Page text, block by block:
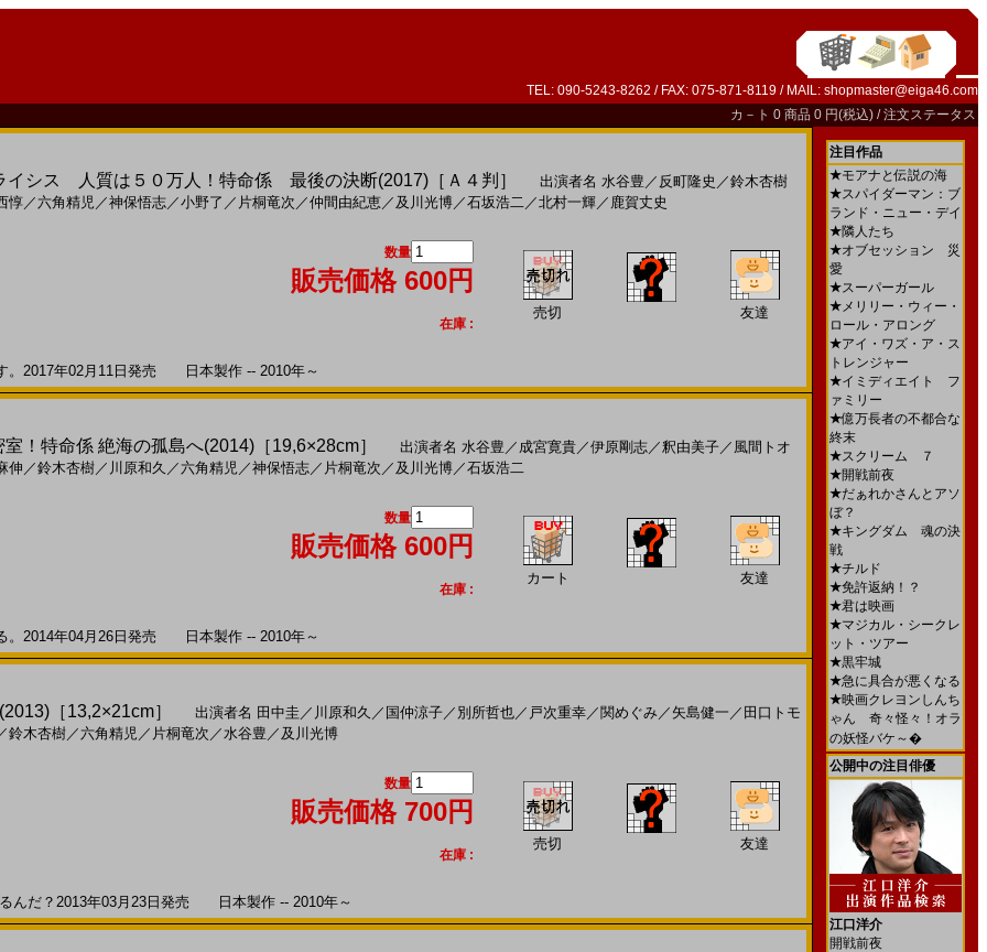
TEL: 090-5243-8262 / FAX: 075-871-8119 / MAIL: shopmaster@eiga46.com
カ－ト 0 商品 0 円(税込) /注文ステータス
イシス 人質は５０万人！特命係 最後の決断(2017)［Ａ４判］ 出演者名 水谷豊 ／ 反町隆史 ／鈴木杏樹
惇／ 六角精児／神保悟志／小野了 ／ 片桐竜次 ／仲間由紀恵／ 及川光博／石坂浩二／北村一輝／ 鹿賀丈史
数量
販売価格 600円
在庫 :
売切 友達
2017年02月11日発売 日本製作 -- 2010年～
！特命係 絶海の孤島へ(2014)［19,6×28cm］ 出演者名 水谷豊 ／ 成宮寛貴／伊原剛志／釈由美子／ 風間トオ
伸 ／鈴木杏樹／ 川原和久 ／ 六角精児／神保悟志／ 片桐竜次 ／ 及川光博／石坂浩二
数量
販売価格 600円
在庫 :
カート 友達
2014年04月26日発売 日本製作 -- 2010年～
［13,2×21cm］ 出演者名 田中圭 ／ 川原和久 ／ 国仲涼子／ 別所哲也／ 戸次重幸／ 関めぐみ／ 矢島健一 ／ 田口トモ
鈴木杏樹／ 六角精児／ 片桐竜次 ／水谷豊 ／ 及川光博
数量
販売価格 700円
在庫 :
売切 友達
んだ？2013年03月23日発売 日本製作 -- 2010年～
注目作品
★モアナと伝説の海
★スパイダーマン：ブ
ランド・ニュー・デイ
★隣人たち
★オブセッション 災
愛
★スーパーガール
★メリリー・ウィー・
ロール・アロング
★アイ・ワズ・ア・ス
トレンジャー
★イミディエイト フ
ァミリー
★億万長者の不都合な
終末
★スクリーム ７
★開戦前夜
★だぁれかさんとアソ
ぼ？
★キングダム 魂の決
戦
★チルド
★免許返納！？
★君は映画
★マジカル・シークレ
ット・ツアー
★黒牢城
★急に具合が悪くなる
★映画クレヨンしんち
ゃん 奇々怪々！オラ
の妖怪バケ～�
公開中の注目俳優
江口洋介
開戦前夜